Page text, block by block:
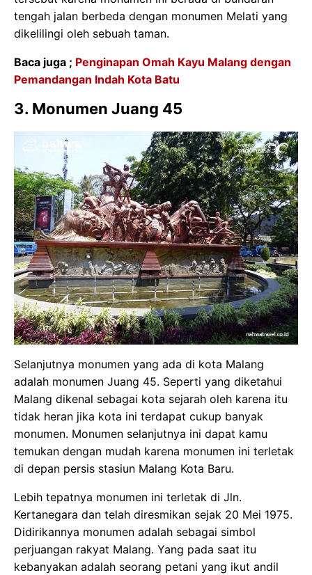
tengah jalan berbeda dengan monumen Melati yang
dikelilingi oleh sebuah taman.
Baca juga ; Penginapan Omah Kayu Malang dengan
Pemandangan Indah Kota Batu
3. Monumen Juang 45
Selanjutnya monumen yang ada di kota Malang
adalah monumen Juang 45. Seperti yang diketahui
Malang dikenal sebagai kota sejarah oleh karena itu
tidak heran jika kota ini terdapat cukup banyak
monumen. Monumen selanjutnya ini dapat kamu
temukan dengan mudah karena monumen ini terletak
di depan persis stasiun Malang Kota Baru.
Lebih tepatnya monumen ini terletak di Jln.
Kertanegara dan telah diresmikan sejak 20 Mei 1975.
Didirikannya monumen adalah sebagai simbol
perjuangan rakyat Malang. Yang pada saat itu
kebanyakan adalah seorang petani yang ikut andil